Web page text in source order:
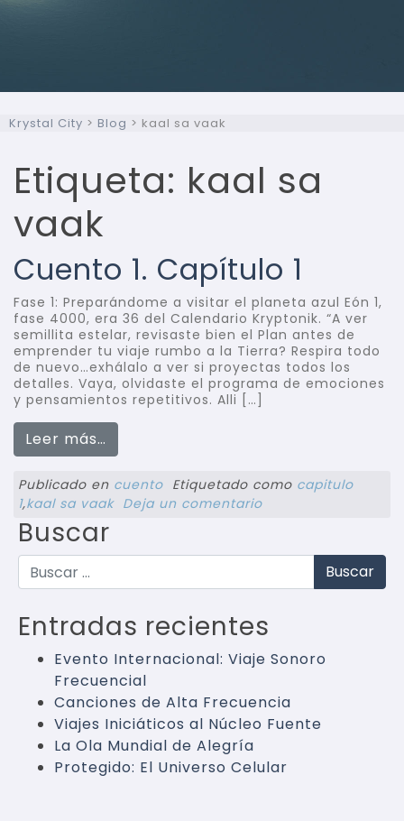
Krystal City > Blog > kaal sa vaak
Etiqueta: kaal sa
vaak
Cuento 1. Capítulo 1
Fase 1: Preparándome a visitar el planeta azul Eón 1,
fase 4000, era 36 del Calendario Kryptonik. “A ver
semillita estelar, revisaste bien el Plan antes de
emprender tu viaje rumbo a la Tierra? Respira todo
de nuevo…exhálalo a ver si proyectas todos los
detalles. Vaya, olvidaste el programa de emociones
y pensamientos repetitivos. Alli […]
Leer más…
Publicado en cuento Etiquetado como capitulo
1,kaal sa vaak Deja un comentario
Buscar
Buscar
Entradas recientes
Evento Internacional: Viaje Sonoro
Frecuencial
Canciones de Alta Frecuencia
Viajes Iniciáticos al Núcleo Fuente
La Ola Mundial de Alegría
Protegido: El Universo Celular